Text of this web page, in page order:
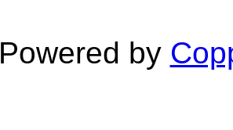
Powered by